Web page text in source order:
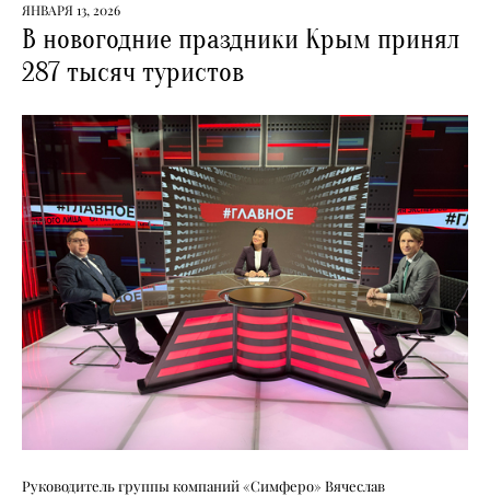
ЯНВАРЯ 13, 2026
В новогодние праздники Крым принял
287 тысяч туристов
Руководитель группы компаний «Симферо» Вячеслав